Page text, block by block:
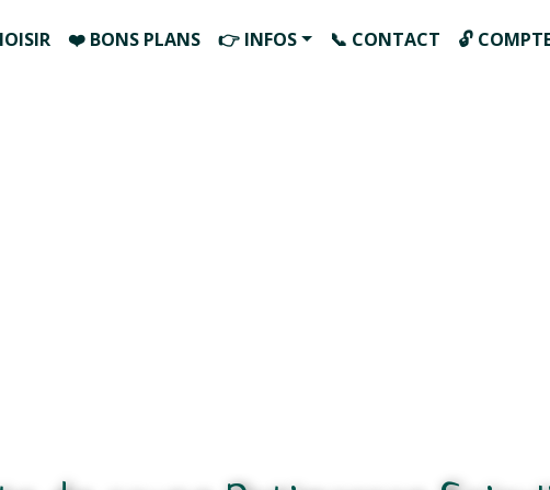
❤️ BONS PLANS 👉 INFOS 📞 CONTACT 🔓